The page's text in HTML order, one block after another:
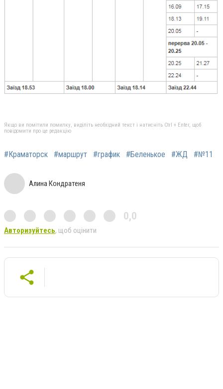
Якщо ви помітили помилку, виділіть необхідний текст і натисніть Ctrl + Enter, щоб
повідомити про це редакцію
#Краматорск #маршрут #график #Беленькое #ЖД #№11
Алина Кондратеня
0,0
Авторизуйтесь, щоб оцінити